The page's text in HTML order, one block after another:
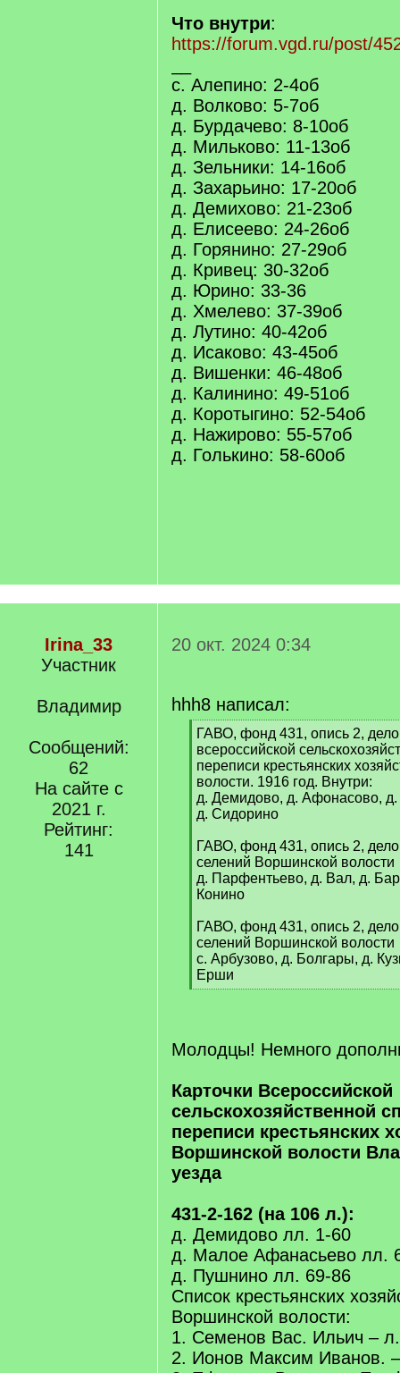
Что внутри:
https://forum.vgd.ru/post/
с. Алепино: 2-4об
д. Волково: 5-7об
д. Бурдачево: 8-10об
д. Мильково: 11-13об
д. Зельники: 14-16об
д. Захарьино: 17-20об
д. Демихово: 21-23об
д. Елисеево: 24-26об
д. Горянино: 27-29об
д. Кривец: 30-32об
д. Юрино: 33-36
д. Хмелево: 37-39об
д. Лутино: 40-42об
д. Исаково: 43-45об
д. Вишенки: 46-48об
д. Калинино: 49-51об
д. Коротыгино: 52-54об
д. Нажирово: 55-57об
д. Голькино: 58-60об
Irina_33
Участник
Владимир
Сообщений:
62
На сайте с
2021 г.
Рейтинг:
141
20 окт. 2024 0:34
hhh8 написал:
[
q
]
ГАВО, фонд 431, опись 2, дело
всероссийской
переписи крестьянских
волости. 1916 год. Внутри:
д. Демидово, д. Афонасово,
д. Сидорино
ГАВО, фонд 431, опись 2, дело
селений Воршинской волости
д. Парфентьево, д. Вал, д.
Конино
ГАВО, фонд 431, опись 2, дело
селений Воршинской волости
с. Арбузово, д. Болгары, д.
Ерши
[
Молодцы! Немного
Карточки Всероссийской
сельскохозяйственной
переписи крестьянских
Воршинской волости
уезда
431-2-162 (на 106 л.):
д. Демидово лл. 1-60
д. Малое Афанасьево лл.
д. Пушнино лл. 69-86
Список крестьянских
Воршинской волости:
1. Семенов Вас. Ильич –
2. Ионов Максим Иванов.